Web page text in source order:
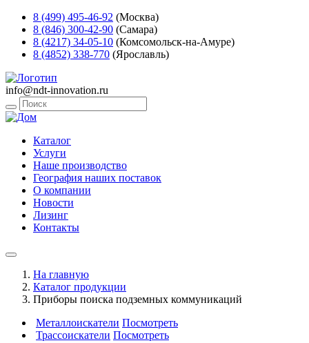
8 (499) 495-46-92 (Москва)
8 (846) 300-42-90 (Самара)
8 (4217) 34-05-10 (Комсомольск-на-Амуре)
8 (4852) 338-770 (Ярославль)
info@ndt-innovation.ru
Каталог
Услуги
Наше производство
География наших поставок
О компании
Новости
Лизинг
Контакты
На главную
Каталог продукции
Приборы поиска подземных коммуникаций
Металлоискатели Посмотреть
Трассоискатели Посмотреть